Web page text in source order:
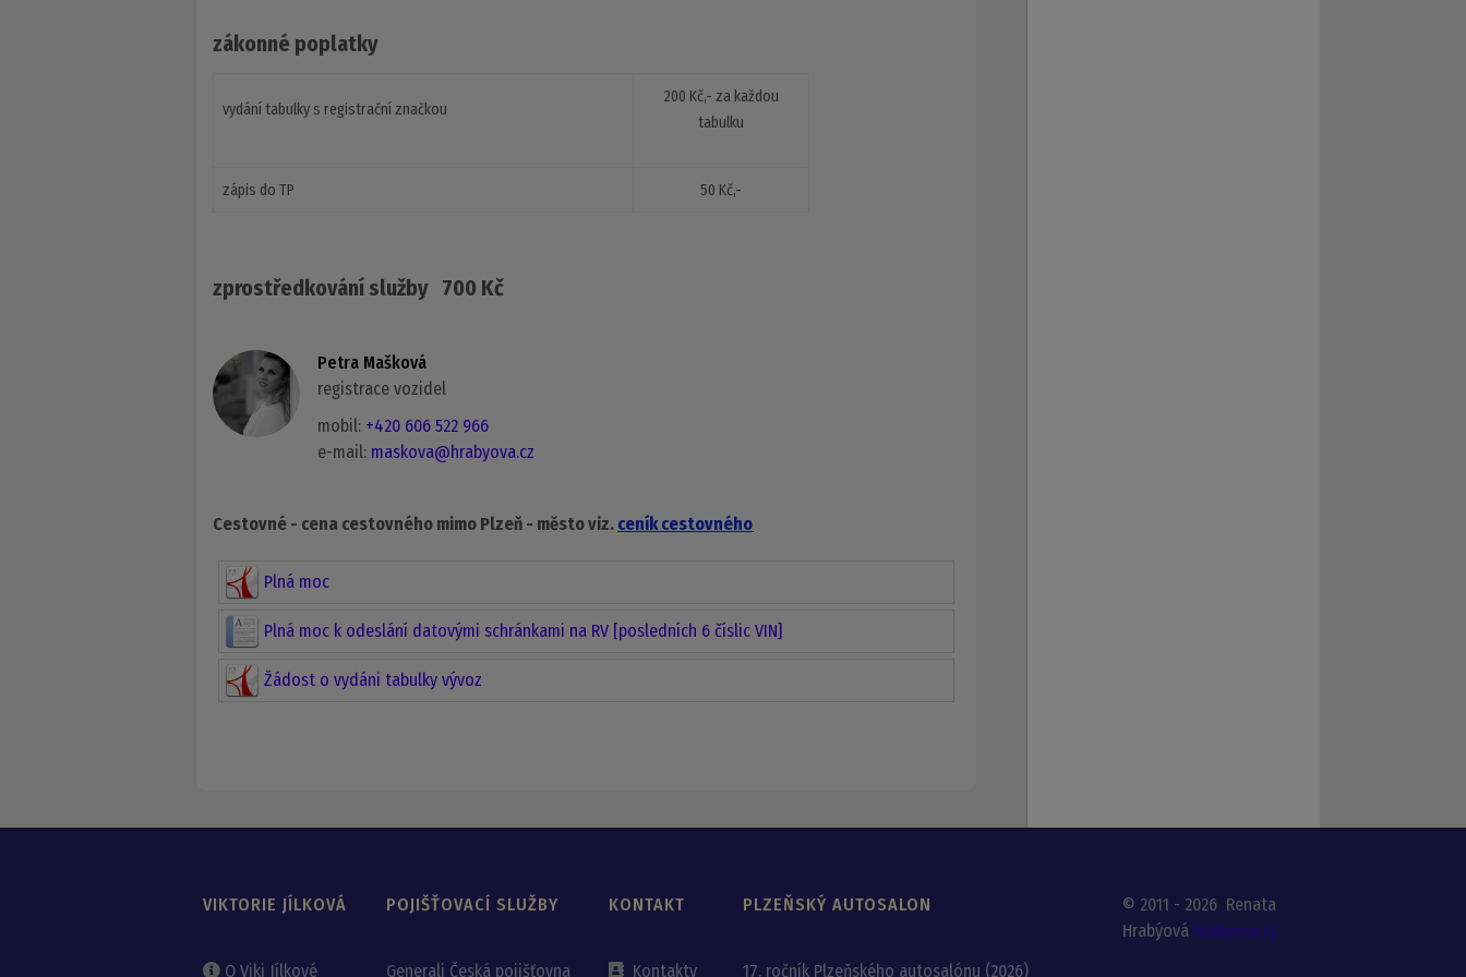
zákonné poplatky
vydání tabulky s registrační značkou
200 Kč,- za každou
tabulku
zápis do TP 50 Kč,-
zprostředkování služby 700 Kč
Petra Mašková
registrace vozidel
mobil: +420 606 522 966
e-mail: maskova@hrabyova.cz
Cestovné - cena cestovného mimo Plzeň - město viz. ceník cestovného
Plná moc
Plná moc k odeslání datovými schránkami na RV [posledních 6 číslic VIN]
Žádost o vydáni tabulky vývoz
VIKTORIE JÍLKOVÁ
O Viki Jílkové
POJIŠŤOVACÍ SLUŽBY
Generali Česká pojišťovna
KONTAKT
Kontakty
PLZEŇSKÝ AUTOSALON
17. ročník Plzeňského autosalónu (2026)
© 2011 - 2026 Renata
Hrabýová hrabyova.cz